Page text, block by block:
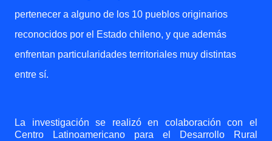
pertenecer a alguno de los 10 pueblos originarios
reconocidos por el Estado chileno, y que además
enfrentan particularidades territoriales muy distintas
entre sí.
La investigación se realizó en colaboración con el
Centro Latinoamericano para el Desarrollo Rural